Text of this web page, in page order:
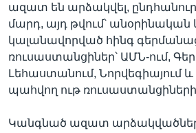
ազատ են արձակվել,
մարդ, այդ թվում՝ անօրինական
կալանավորված հինգ
ռուսաստանցիներ՝ ԱՄՆ-ում,
Լեհաստանում, Նորվեգիայում և
պահվող ութ
Կանգնած ազատ